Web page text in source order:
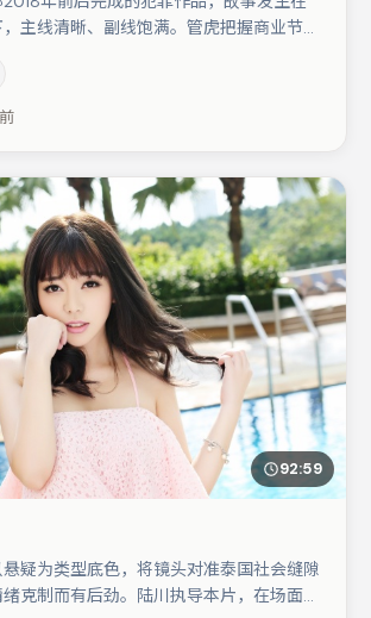
主线清晰、副线饱满。管虎把握商业节奏
手戏构成全片情感锚点，肖央则以细节塑造
。整体完成度较高，适合周末一口气追
92:59
悬疑为类型底色，将镜头对准泰国社会缝隙
克制而有后劲。陆川执导本片，在场面调